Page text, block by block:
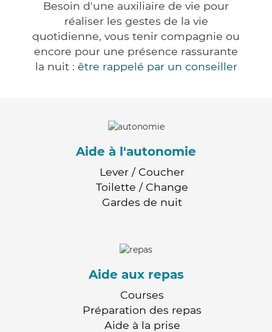
Besoin d'une auxiliaire de vie pour
réaliser les gestes de la vie
quotidienne, vous tenir compagnie ou
encore pour une présence rassurante
la nuit : être rappelé par un conseiller
Aide à l'autonomie
Lever / Coucher
Toilette / Change
Gardes de nuit
Aide aux repas
Courses
Préparation des repas
Aide à la prise